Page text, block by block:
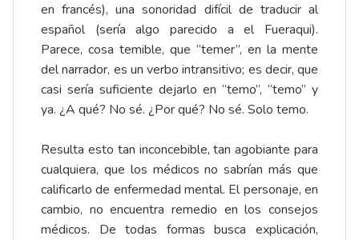
en francés), una sonoridad difícil de traducir al
español (sería algo parecido a el Fueraqui).
Parece, cosa temible, que “temer”, en la mente
del narrador, es un verbo intransitivo; es decir, que
casi sería suficiente dejarlo en “temo”, “temo” y
ya. ¿A qué? No sé. ¿Por qué? No sé. Solo temo.
Resulta esto tan inconcebible, tan agobiante para
cualquiera, que los médicos no sabrían más que
calificarlo de enfermedad mental. El personaje, en
cambio, no encuentra remedio en los consejos
médicos. De todas formas busca explicación,